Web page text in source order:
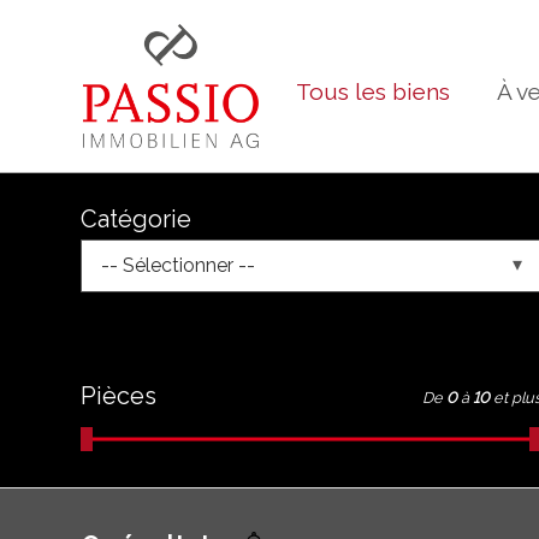
Tous les biens À
Catégorie
-- Sélectionner --
Pièces De 0 à 10 et